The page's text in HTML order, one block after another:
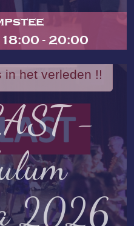
- 20:00
in het verleden !!
-
2026